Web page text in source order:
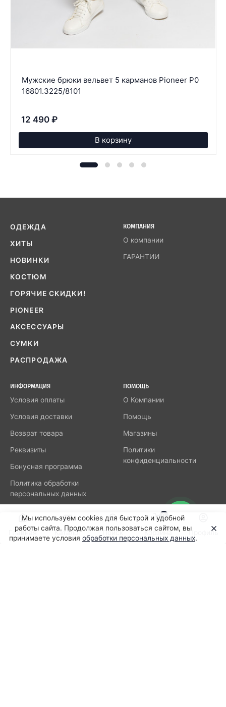
Мужские брюки вельвет 5 карманов Pioneer P0
16801.3225/8101
12 490 ₽
В корзину
ОДЕЖДА
ХИТЫ
НОВИНКИ
КОСТЮМ
ГОРЯЧИЕ СКИДКИ!
PIONEER
АКСЕССУАРЫ
СУМКИ
РАСПРОДАЖА
КОМПАНИЯ
О компании
ГАРАНТИИ
ИНФОРМАЦИЯ
Условия оплаты
Условия доставки
Возврат товара
Реквизиты
Бонусная программа
Политика обработки
персональных данных
ПОМОЩЬ
О Компании
Помощь
Магазины
Политики
конфиденциальности
Подпишитесь на нашу рассылку
новостей
Мы используем cookies для быстрой и удобной
работы сайта. Продолжая пользоваться сайтом, вы
принимаете условия обработки персональных данных.
Главная Каталог Поиск
0
Корзина Профиль